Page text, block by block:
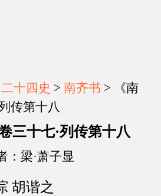
二十四史 > 南齐书 > 《南
传第十八
三十七·列传第十八
：梁·萧子显
胡谐之